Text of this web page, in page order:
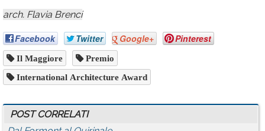
arch. Flavia Brenci
Facebook Twitter Google+ Pinterest
Il Maggiore Premio
International Architecture Award
POST CORRELATI